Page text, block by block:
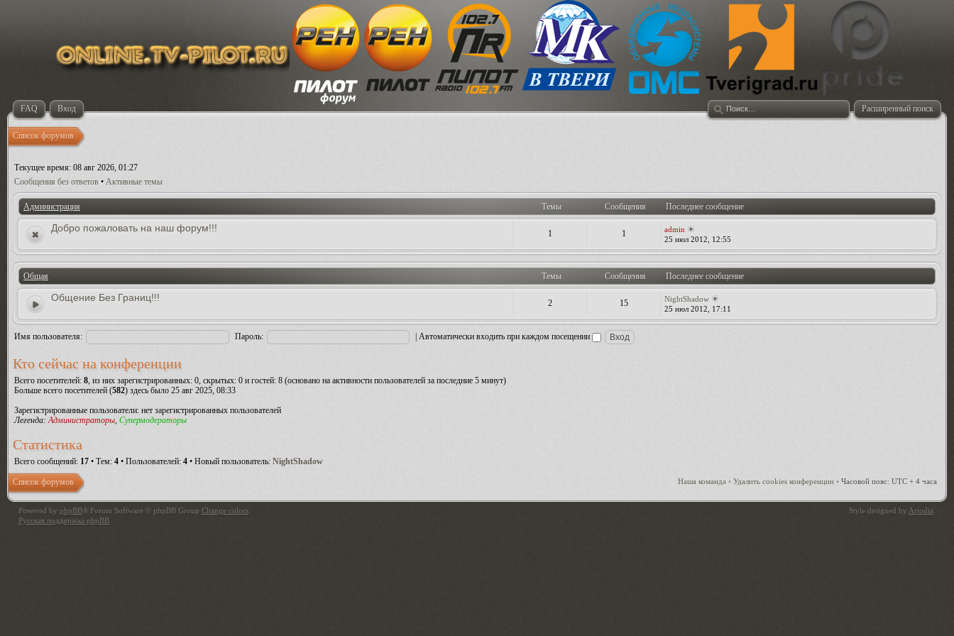
Расширенный поиск
FAQ Вход
Список форумов
Текущее время: 08 авг 2026, 01:27
Сообщения без ответов • Активные темы
Администрация Темы Сообщения Последнее сообщение
Добро пожаловать на наш форум!!! 1 1
admin
25 июл 2012, 12:55
Общая Темы Сообщения Последнее сообщение
Общение Без Границ!!! 2 15
NightShadow
25 июл 2012, 17:11
Имя пользователя: Пароль: | Автоматически входить при каждом посещении
Кто сейчас на конференции
Всего посетителей: 8, из них зарегистрированных: 0, скрытых: 0 и гостей: 8 (основано на активности пользователей за последние 5 минут)
Больше всего посетителей (582) здесь было 25 авг 2025, 08:33
Зарегистрированные пользователи: нет зарегистрированных пользователей
Легенда:Администраторы, Супермодераторы
Статистика
Всего сообщений: 17 • Тем: 4 • Пользователей: 4 • Новый пользователь: NightShadow
Наша команда • Удалить cookies конференции • Часовой пояс: UTC + 4 часа
Список форумов
Powered by phpBB® Forum Software © phpBB Group Change colors
Русская поддержка phpBB
Style designed by Artodia